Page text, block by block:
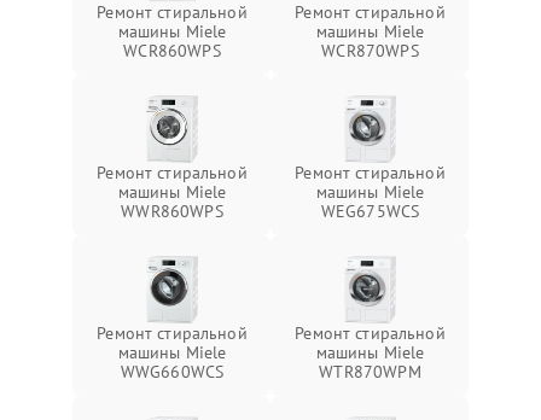
Ремонт стиральной
машины Miele
WCR860WPS
Ремонт стиральной
машины Miele
WCR870WPS
Ремонт стиральной
машины Miele
WWR860WPS
Ремонт стиральной
машины Miele
WEG675WCS
Ремонт стиральной
машины Miele
WWG660WCS
Ремонт стиральной
машины Miele
WTR870WPM